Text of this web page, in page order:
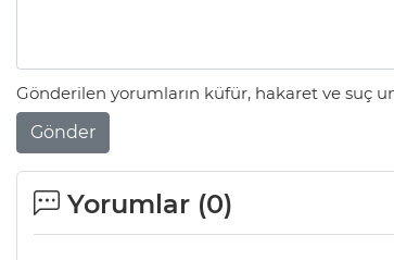
Gönderilen yorumların küfür, hakaret ve suç
Gönder
Yorumlar (0)